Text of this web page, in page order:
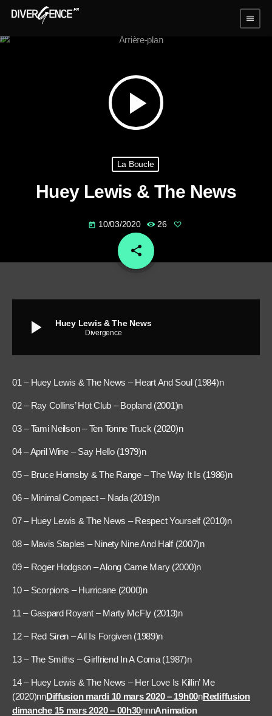
menu
play_arrow
La Boucle
Huey Lewis & The News
today 10/03/2020 26
share
email
play_arrow Huey Lewis & The News
Divergence
01 – Huey Lewis & The News – Heart And Soul (1984)n
02 – Ray Collins’ Hot Club – Bopland (2001)n
03 – Tami Neilson – Ten Tonne Truck (2020)n
04 – April Wine – Say Hello (1979)n
05 – Bruce Hornsby & The Range – The Way It Is (1986)n
06 – Minimal Compact – Nada (2019)n
07 – Huey Lewis & The News – Respect Yourself (2010)n
08 – Mavis Staples – Ninety Nine And Half (2007)n
09 – Roger Hodgson – Along Came Mary (2000)n
10 – Scorpions – Hurricane (2000)n
11 – Gaspard Royant – Marty McFly (2013)n
12 – Red Siren – All Is Forgiven (1989)n
13 – The Smiths – Girlfriend In A Coma (1987)n
14 – Huey Lewis & The News – Her Love Is Killin’ Me
(2020)nnDiffusion mardi 10 mars 2020 – 19h00nRediffusion
dimanche 15 mars 2020 – 00h30nnnAnimation